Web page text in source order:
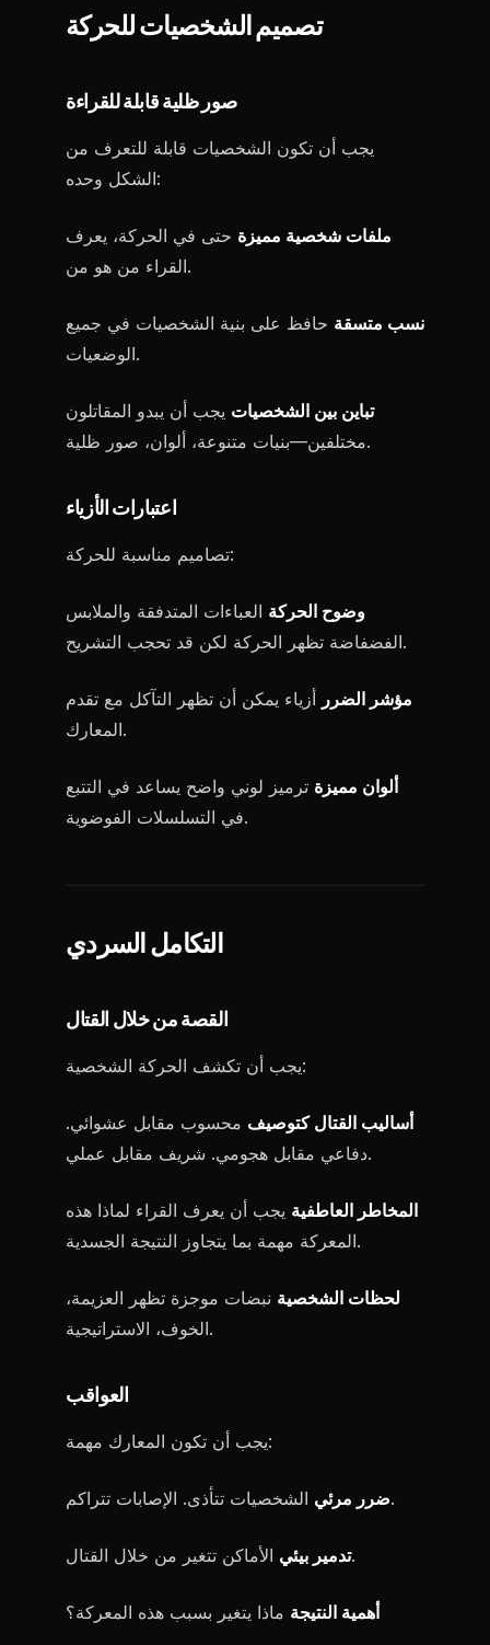
تصميم الشخصيات للحركة
صور ظلية قابلة للقراءة
يجب أن تكون الشخصيات قابلة للتعرف من
الشكل وحده:
ملفات شخصية مميزة حتى في الحركة، يعرف
القراء من هو من.
نسب متسقة حافظ على بنية الشخصيات في جميع
الوضعيات.
تباين بين الشخصيات يجب أن يبدو المقاتلون
مختلفين—بنيات متنوعة، ألوان، صور ظلية.
اعتبارات الأزياء
تصاميم مناسبة للحركة:
وضوح الحركة العباءات المتدفقة والملابس
الفضفاضة تظهر الحركة لكن قد تحجب التشريح.
مؤشر الضرر أزياء يمكن أن تظهر التآكل مع تقدم
المعارك.
ألوان مميزة ترميز لوني واضح يساعد في التتبع
في التسلسلات الفوضوية.
التكامل السردي
القصة من خلال القتال
يجب أن تكشف الحركة الشخصية:
أساليب القتال كتوصيف محسوب مقابل عشوائي.
دفاعي مقابل هجومي. شريف مقابل عملي.
المخاطر العاطفية يجب أن يعرف القراء لماذا هذه
المعركة مهمة بما يتجاوز النتيجة الجسدية.
لحظات الشخصية نبضات موجزة تظهر العزيمة،
الخوف، الاستراتيجية.
العواقب
يجب أن تكون المعارك مهمة:
ضرر مرئيالشخصيات تتأذى. الإصابات تتراكم.
تدمير بيئيالأماكن تتغير من خلال القتال.
أهمية النتيجة ماذا يتغير بسبب هذه المعركة؟